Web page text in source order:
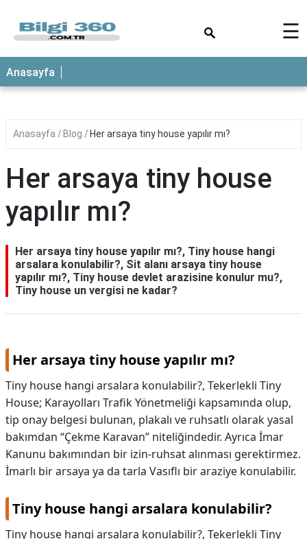
ANASAYFA
☰
Anasayfa
Anasayfa Blog Her arsaya tiny house yapılır mı?
Her arsaya tiny house
yapılır mı?
Her arsaya tiny house yapılır mı?, Tiny house hangi
arsalara konulabilir?, Sit alanı arsaya tiny house
yapılır mı?, Tiny house devlet arazisine konulur mu?,
Tiny house un vergisi ne kadar?
Her arsaya tiny house yapılır mı?
Tiny house hangi arsalara konulabilir?, Tekerlekli Tiny
House; Karayolları Trafik Yönetmeliği kapsamında olup,
tip onay belgesi bulunan, plakalı ve ruhsatlı olarak yasal
bakımdan “Çekme Karavan” niteliğindedir. Ayrıca İmar
Kanunu bakımından bir izin-ruhsat alınması gerektirmez.
İmarlı bir arsaya ya da tarla Vasıflı bir araziye konulabilir.
Tiny house hangi arsalara konulabilir?
Tiny house hangi arsalara konulabilir?, Tekerlekli Tiny